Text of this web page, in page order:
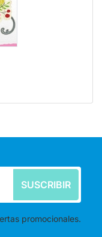
SUSCRIBIR
promocionales.